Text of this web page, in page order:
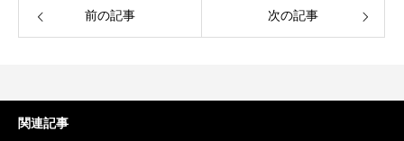
前の記事 次の記事
関連記事